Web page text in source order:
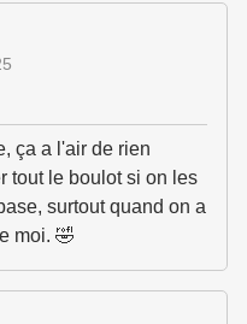
ça a l'air de rien
tout le boulot si on les
surtout quand on a
moi. 🤣